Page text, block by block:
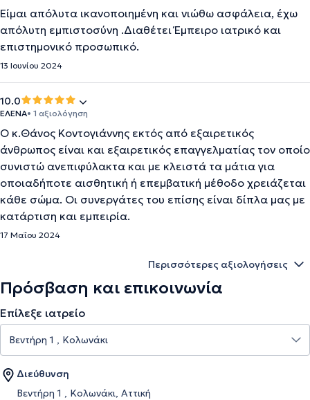
Είμαι απόλυτα ικανοποιημένη και νιώθω ασφάλεια, έχω
απόλυτη εμπιστοσύνη .Διαθέτει Έμπειρο ιατρικό και
επιστημονικό προσωπικό.
13 Ιουνίου 2024
10.0
ΕΛΕΝΑ• 1 αξιολόγηση
Ο κ.Θάνος Κοντογιάννης εκτός από εξαιρετικός
άνθρωπος είναι και εξαιρετικός επαγγελματίας τον οποίο
συνιστώ ανεπιφύλακτα και με κλειστά τα μάτια για
οποιαδήποτε αισθητική ή επεμβατική μέθοδο χρειάζεται
κάθε σώμα. Οι συνεργάτες του επίσης είναι δίπλα μας με
κατάρτιση και εμπειρία.
17 Μαΐου 2024
Περισσότερες αξιολογήσεις
Πρόσβαση και επικοινωνία
Επίλεξε ιατρείο
Διεύθυνση
Βεντήρη 1 , Κολωνάκι, Αττική